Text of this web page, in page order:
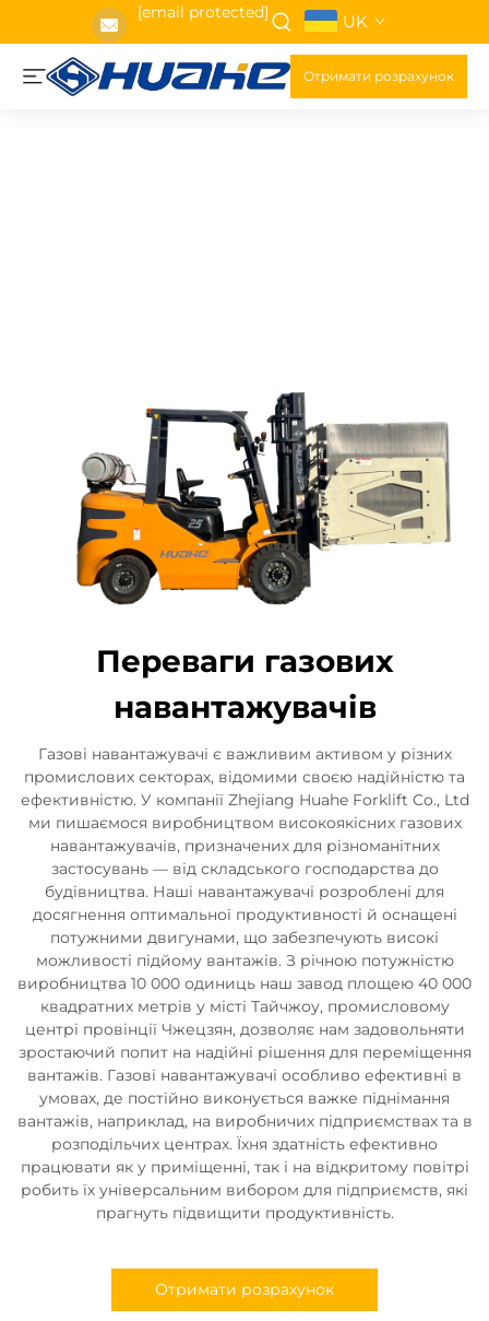
[email protected] UK
Отримати розрахунок
Переваги газових
навантажувачів
Газові навантажувачі є важливим активом у різних
промислових секторах, відомими своєю надійністю та
ефективністю. У компанії Zhejiang Huahe Forklift Co., Ltd
ми пишаємося виробництвом високоякісних газових
навантажувачів, призначених для різноманітних
застосувань — від складського господарства до
будівництва. Наші навантажувачі розроблені для
досягнення оптимальної продуктивності й оснащені
потужними двигунами, що забезпечують високі
можливості підйому вантажів. З річною потужністю
виробництва 10 000 одиниць наш завод площею 40 000
квадратних метрів у місті Тайчжоу, промисловому
центрі провінції Чжецзян, дозволяє нам задовольняти
зростаючий попит на надійні рішення для переміщення
вантажів. Газові навантажувачі особливо ефективні в
умовах, де постійно виконується важке піднімання
вантажів, наприклад, на виробничих підприємствах та в
розподільчих центрах. Їхня здатність ефективно
працювати як у приміщенні, так і на відкритому повітрі
робить їх універсальним вибором для підприємств, які
прагнуть підвищити продуктивність.
Отримати розрахунок